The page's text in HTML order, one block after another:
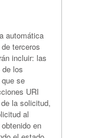
automática
terceros
incluir: las
los
se
URI
la solicitud,
al
en